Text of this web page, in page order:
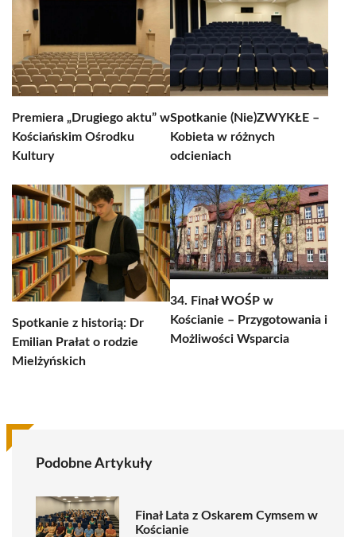
Premiera „Drugiego aktu” w
Kościańskim Ośrodku
Kultury
Spotkanie (Nie)ZWYKŁE –
Kobieta w różnych
odcieniach
Spotkanie z historią: Dr
Emilian Prałat o rodzie
Mielżyńskich
34. Finał WOŚP w
Kościanie – Przygotowania i
Możliwości Wsparcia
Podobne Artykuły
Finał Lata z Oskarem Cymsem w
Kościanie